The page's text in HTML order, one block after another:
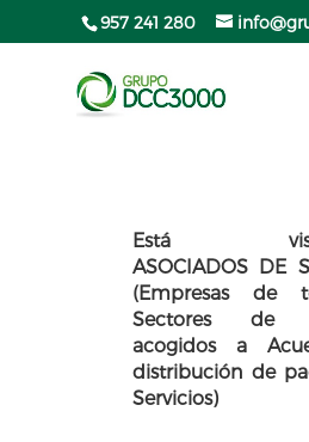
957 241 280
Está
ASOCIADOS DE
(Empresas de
Sectores de
acogidos a
distribución de
Servicios)